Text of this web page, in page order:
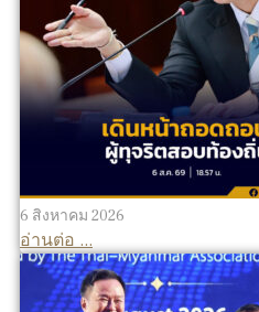
6 สิงหาคม 2026
อ่านต่อ ...